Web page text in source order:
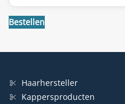
Bestellen
Haarhersteller
Kappersproducten